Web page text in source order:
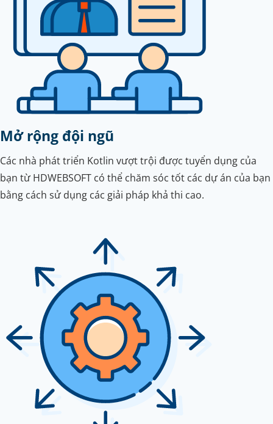
Mở rộng đội ngũ
Các nhà phát triển Kotlin vượt trội được tuyển dụng của
bạn từ HDWEBSOFT có thể chăm sóc tốt các dự án của bạn
bằng cách sử dụng các giải pháp khả thi cao.